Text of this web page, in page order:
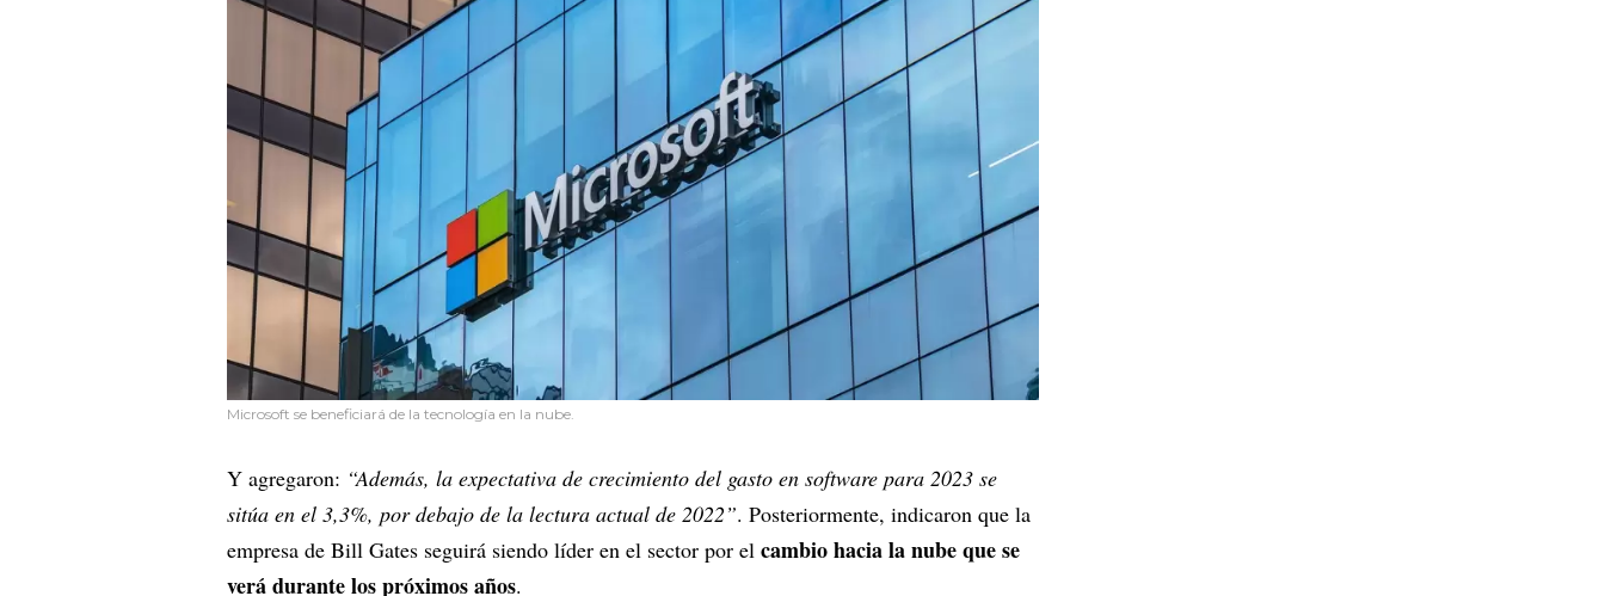
Microsoft se beneficiará de la tecnología en la nube.
Y agregaron: “Además, la expectativa de crecimiento del gasto en software para 2023 se
sitúa en el 3,3%, por debajo de la lectura actual de 2022”. Posteriormente, indicaron que la
empresa de Bill Gates seguirá siendo líder en el sector por el cambio hacia la nube que se
verá durante los próximos años.